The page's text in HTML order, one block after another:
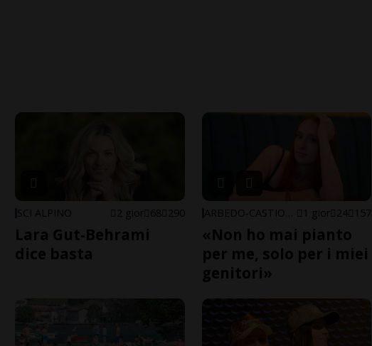
SCI ALPINO 2 gior 68 290
Lara Gut-Behrami
dice basta
1 gior 24 157
«Non ho mai pianto
per me, solo per i miei
genitori»